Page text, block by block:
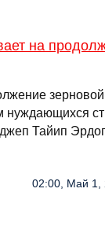
на
зерновой
нуждающихся
Тайип
02:00, Май 1,